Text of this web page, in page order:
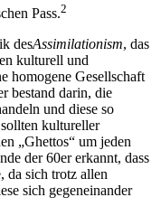
Pass.2
desAssimilationism, das
kulturell und
homogene Gesellschaft
bestand darin, die
und diese so
kultureller
„Ghettos“ um jeden
der 60er erkannt, dass
da sich trotz allen
sich gegeneinander